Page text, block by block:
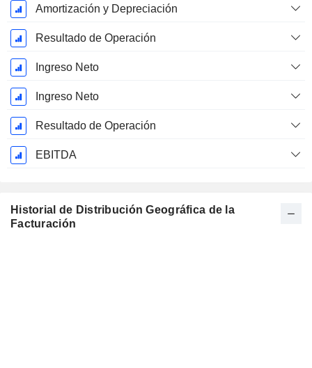
Amortización y Depreciación
Resultado de Operación
Ingreso Neto
Ingreso Neto
Resultado de Operación
EBITDA
Historial de Distribución Geográfica de la
Facturación